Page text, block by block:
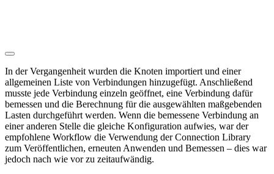
In der Vergangenheit wurden die Knoten importiert und einer
allgemeinen Liste von Verbindungen hinzugefügt. Anschließend
musste jede Verbindung einzeln geöffnet, eine Verbindung dafür
bemessen und die Berechnung für die ausgewählten maßgebenden
Lasten durchgeführt werden. Wenn die bemessene Verbindung an
einer anderen Stelle die gleiche Konfiguration aufwies, war der
empfohlene Workflow die Verwendung der Connection Library
zum Veröffentlichen, erneuten Anwenden und Bemessen – dies war
jedoch nach wie vor zu zeitaufwändig.